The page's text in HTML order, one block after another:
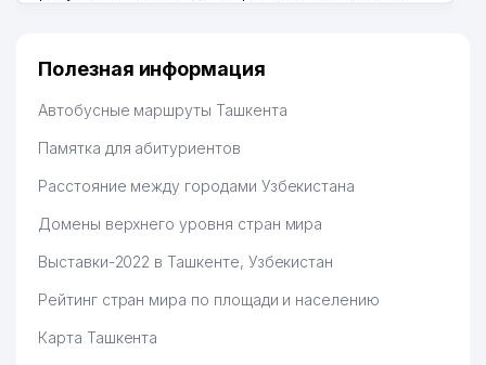
Hamida 03.08.2026 12:45:39
Полезная информация
Автобусные маршруты Ташкента
Памятка для абитуриентов
Расстояние между городами Узбекистана
Домены верхнего уровня стран мира
Выставки-2022 в Ташкенте, Узбекистан
Рейтинг стран мира по площади и населению
Карта Ташкента